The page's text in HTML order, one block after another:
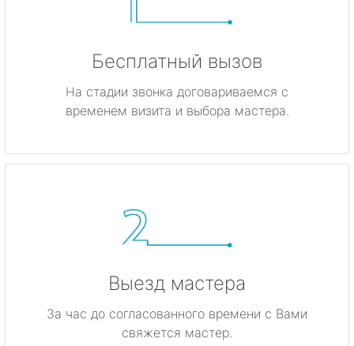
Бесплатный вызов
На стадии звонка договариваемся с
временем визита и выбора мастера.
Выезд мастера
За час до согласованного времени с Вами
свяжется мастер.